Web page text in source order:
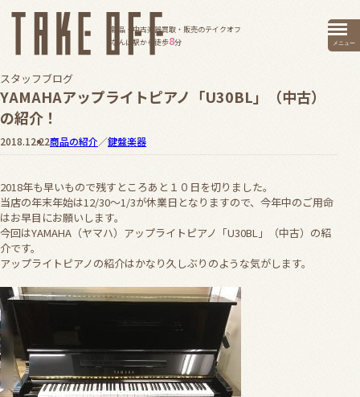
新品・中古楽器買取・販売のテイクオフ
なんば駅から徒歩8分 メニュー
スタッフブログ
YAMAHAアップライトピアノ「U30BL」（中古）
の紹介！
2018.12.22商品の紹介／鍵盤楽器
2018年も早いもので残すところあと１０日を切りました。
当店の年末年始は12/30～1/3が休業日となりますので、今年中のご用命
はお早目にお願いします。
今回はYAMAHA（ヤマハ）アップライトピアノ「U30BL」（中古）の紹
介です。
アップライトピアノの紹介はかなり久しぶりのような気がします。